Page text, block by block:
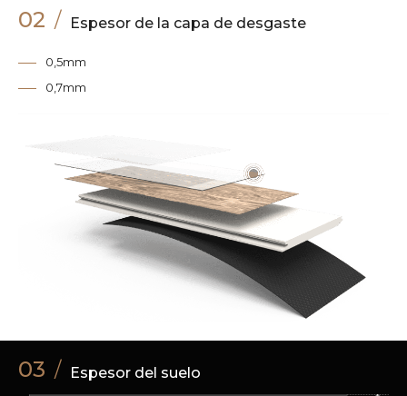
02 / Espesor de la capa de desgaste
0,5mm
0,7mm
03 / Espesor del suelo